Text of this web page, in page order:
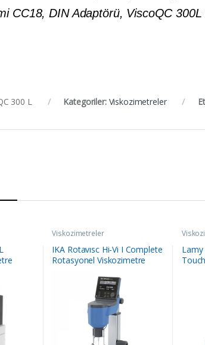
CC18, DIN Adaptörü, ViscoQC 300L
300 L Kategoriler: Viskozimetreler
Viskozimetreler
IKA Rotavısc Hi-Vi I Complete
Rotasyonel Viskozimetre
Lamy